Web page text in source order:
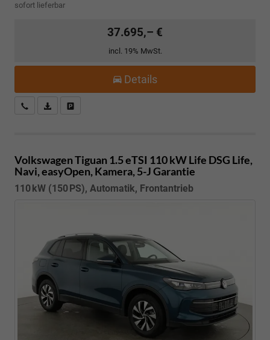
sofort lieferbar
37.695,– €
incl. 19% MwSt.
Details
Kostenloser Rückruf-Service
PDF-Datei, Fahrzeugexposé drucken
Volkswagen Tiguan1.5 eTSI 110 kW Life DSG Life,
Navi, easyOpen, Kamera, 5-J Garantie
110 kW (150 PS), Automatik, Frontantrieb